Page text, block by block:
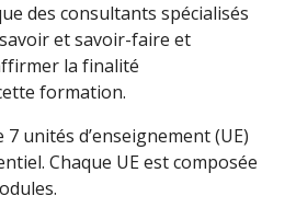
des consultants spécialisés
et savoir-faire et
la finalité
formation.
unités d’enseignement (UE)
Chaque UE est composée